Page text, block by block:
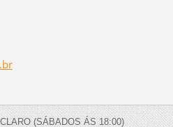
br
(SÁBADOS ÁS 18:00)